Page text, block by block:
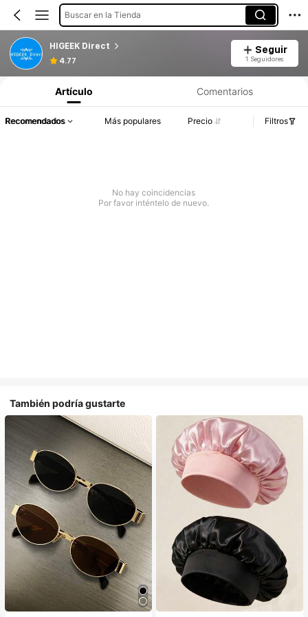
Buscar en la Tienda
HIGEEK Direct
4.77
Seguir
1 Seguidores
Artículo Comentarios
Recomendados Más populares Precio Filtros
No hay coincidencias
Por favor inténtelo de nuevo.
También podría gustarte